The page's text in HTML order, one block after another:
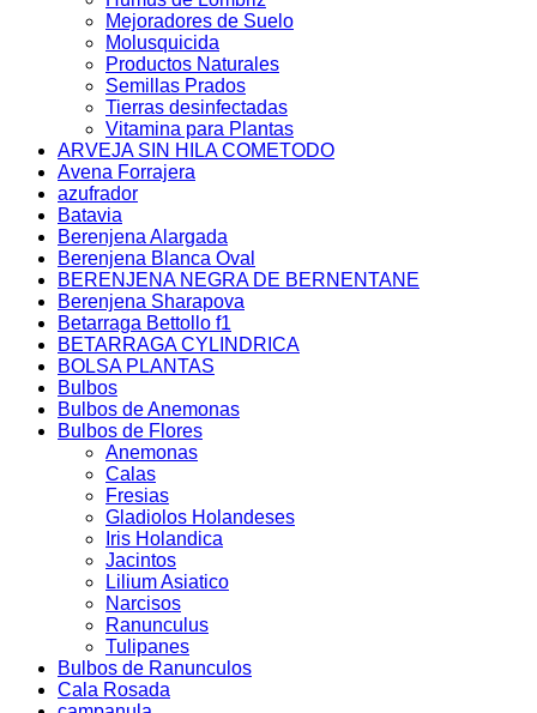
Mejoradores de Suelo
Molusquicida
Productos Naturales
Semillas Prados
Tierras desinfectadas
Vitamina para Plantas
ARVEJA SIN HILA COMETODO
Avena Forrajera
azufrador
Batavia
Berenjena Alargada
Berenjena Blanca Oval
BERENJENA NEGRA DE BERNENTANE
Berenjena Sharapova
Betarraga Bettollo f1
BETARRAGA CYLINDRICA
BOLSA PLANTAS
Bulbos
Bulbos de Anemonas
Bulbos de Flores
Anemonas
Calas
Fresias
Gladiolos Holandeses
Iris Holandica
Jacintos
Lilium Asiatico
Narcisos
Ranunculus
Tulipanes
Bulbos de Ranunculos
Cala Rosada